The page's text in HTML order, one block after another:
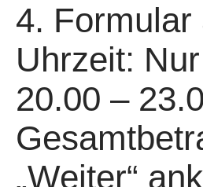
4.
Uhrzeit:
20.00 –
„Weiter“